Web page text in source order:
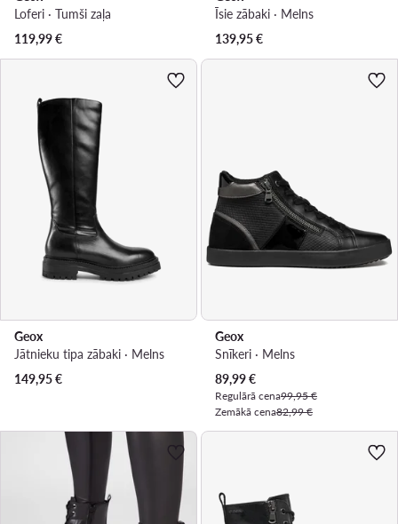
Loferi · Tumši zaļa
119,99€
Īsie zābaki · Melns
139,95€
Geox
Jātnieku tipa zābaki · Melns
149,95€
Geox
Snīkeri · Melns
Pašreizējā cena
89,99€
Regulārā cena99,95 €
Zemākā cena82,99 €